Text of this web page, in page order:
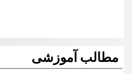
مطالب آموزشی